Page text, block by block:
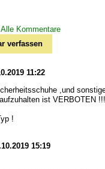
Alle Kommentare
verfassen
11:22
,und
ist VERBOTEN
!
15:19